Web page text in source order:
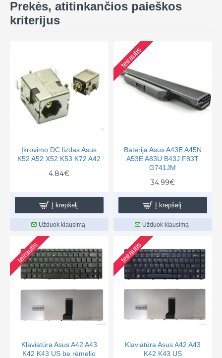
Prekės, atitinkančios paieškos
kriterijus
Įkrovimo DC lizdas Asus
K52 A52 X52 K53 K72 A42
4.84€
Į krepšelį
Užduok klausimą
teirautis
Baterija Asus A43E A45N
A53E A83U B43J F83T
G741JM
34.99€
Į krepšelį
Užduok klausimą
teirautis
Klaviatūra Asus A42 A43
K42 K43 US be rėmelio
teirautis
Klaviatūra Asus A42 A43
K42 K43 US